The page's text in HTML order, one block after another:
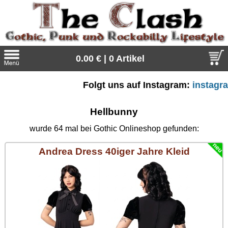
0.00 € | 0 Artikel
Suche
Angebote
Sonderangebote
Geschenketipps
Gratis
Kleidung/Gothic
alle Artikel
Girlblusen
Punkrock
Folgt uns auf Instagram:
Hellbunny
wurde 64 mal bei Gothic Onlineshop gefunden:
Andrea Dress 40iger Jahre Kleid